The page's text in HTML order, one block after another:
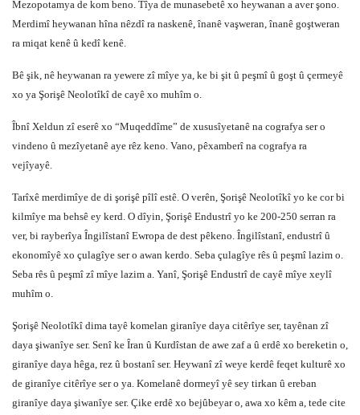
Mezopotamya de kom beno. Tîya de munasebetê xo heywanan a aver şono.
Merdimî heywanan hîna nêzdî ra naskenê, înanê vaşweran, înanê goştweran
ra miqat kenê û kedî kenê.
Bê şik, nê heywanan ra yewere zî mîye ya, ke bi şit û peşmî û goşt û çermeyê
xo ya Şorişê Neolotîkî de cayê xo muhîm o.
Îbnî Xeldun zî eserê xo “Muqeddîme” de xususîyetanê na cografya ser o
vindeno û mezîyetanê aye rêz keno. Vano, pêxamberî na cografya ra
vejîyayê.
Tarîxê merdimîye de di şorişê pîlî estê. O verên, Şorişê Neolotîkî yo ke cor bi
kilmîye ma behsê ey kerd. O dîyin, Şorişê Endustrî yo ke 200-250 serran ra
ver, bi rayberîya Îngilîstanî Ewropa de dest pêkeno. Îngilîstanî, endustrî û
ekonomîyê xo çulagîye ser o awan kerdo. Seba çulagîye rês û peşmî lazim o.
Seba rês û peşmî zî mîye lazim a. Yanî, Şorişê Endustrî de cayê mîye xeylî
muhîm o.
Şorişê Neolotîkî dima tayê komelan giranîye daya citêrîye ser, tayênan zî
daya şiwanîye ser. Senî ke Îran û Kurdîstan de awe zaf a û erdê xo bereketin o,
giranîye daya hêga, rez û bostanî ser. Heywanî zî weye kerdê feqet kulturê xo
de giranîye citêrîye ser o ya. Komelanê dormeyî yê sey tirkan û ereban
giranîye daya şiwanîye ser. Çike erdê xo bejûbeyar o, awa xo kêm a, tede cite